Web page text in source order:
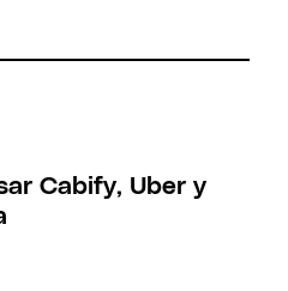
Cabify, Uber y